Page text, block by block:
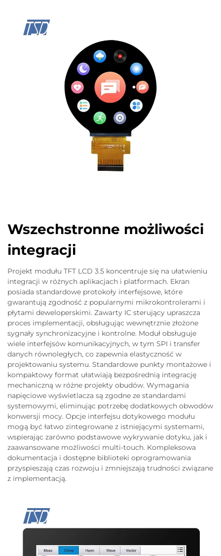
Wszechstronne możliwości
integracji
Projekt modułu TFT LCD 3.5 koncentruje się na ułatwieniu
integracji w różnych aplikacjach i platformach. Ekran
posiada standardowe protokoły interfejsowe, które
gwarantują zgodność z popularnymi mikrokontrolerami i
płytami deweloperskimi. Zawarty IC sterujący upraszcza
proces implementacji, obsługując wewnętrznie złożone
sygnały synchronizacyjne i kontrolne. Moduł obsługuje
wiele interfejsów komunikacyjnych, w tym SPI i transfer
danych równoległych, co zapewnia elastyczność w
projektowaniu systemu. Standardowe punkty montażowe i
kompaktowy format ułatwiają bezpośrednią integrację
mechaniczną w różne projekty obudów. Wymagania
napięciowe wyświetlacza są zgodne ze standardami
systemowymi, eliminując potrzebę dodatkowych obwodów
konwersji mocy. Opcje interfejsu dotykowego modułu
mogą być łatwo zintegrowane z istniejącymi systemami,
wspierając zarówno podstawowe wykrywanie dotyku, jak i
zaawansowane możliwości multi-touch. Kompleksowa
dokumentacja i dostępne biblioteki oprogramowania
przyspieszają czas rozwoju i zmniejszają trudności związane
z implementacją.